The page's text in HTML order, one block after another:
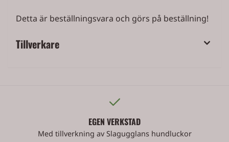
Detta är beställningsvara och görs på beställning!
Tillverkare
EGEN VERKSTAD
Med tillverkning av Slagugglans hundluckor